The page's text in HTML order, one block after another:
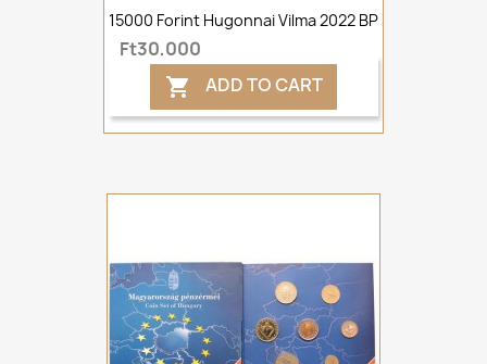
15000 Forint Hugonnai Vilma 2022 BP
Ft30,000
 ADD TO CART